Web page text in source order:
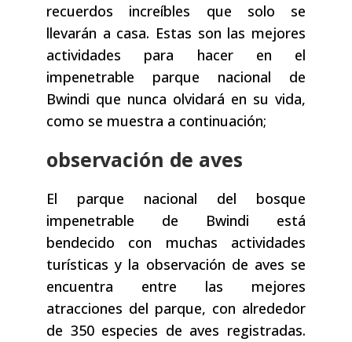
recuerdos increíbles que solo se
llevarán a casa. Estas son las mejores
actividades para hacer en el
impenetrable parque nacional de
Bwindi que nunca olvidará en su vida,
como se muestra a continuación;
observación de aves
El parque nacional del bosque
impenetrable de Bwindi está
bendecido con muchas actividades
turísticas y la observación de aves se
encuentra entre las mejores
atracciones del parque, con alrededor
de 350 especies de aves registradas.